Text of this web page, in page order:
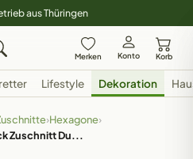
aus Thüringen
Merken Konto Korb
Lifestyle Dekoration
›Hexagone›
Zuschnitt Du...